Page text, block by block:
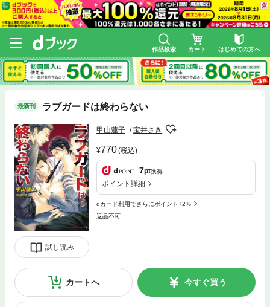
作品検索 カート はじめての方へ
最新刊 ラブガードは終わらない
試し読み
甲山蓮子 宝井さき
770(税込)
7pt獲得
ポイント詳細
dカード利用でさらにポイント+2%
返品不可
カートへ 今すぐ買う